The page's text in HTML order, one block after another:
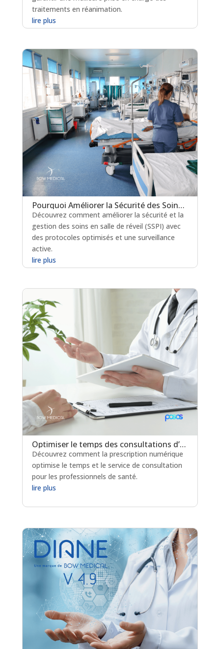
traitements en réanimation.
lire plus
Pourquoi Améliorer la Sécurité des Soins en Salle de Réveil (SSPI) ?
Découvrez comment améliorer la sécurité et la
gestion des soins en salle de réveil (SSPI) avec
des protocoles optimisés et une surveillance
active.
lire plus
Optimiser le temps des consultations d’anesthésie grâce à la prescription électronique
Découvrez comment la prescription numérique
optimise le temps et le service de consultation
pour les professionnels de santé.
lire plus